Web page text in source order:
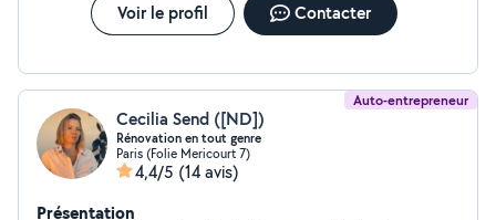
Voir le profil Contacter
Auto-entrepreneur
Cecilia Send ([ND])
Rénovation en tout genre
Paris (Folie Mericourt 7)
4,4/5 (14 avis)
Présentation